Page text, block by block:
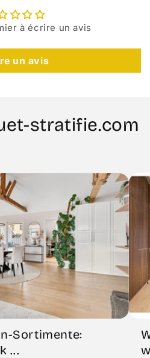
à écrire un avis
un avis
stratifie.com
Sortimente:
...